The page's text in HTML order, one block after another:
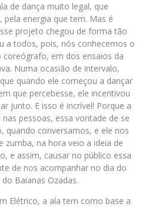
de dança muito legal, que
energia que tem. Mas é
projeto chegou de forma tão
a todos, pois, nós conhecemos o
em dos ensaios da
Numa ocasião de intervalo,
quando ele começou a dançar
que percebesse, ele incentivou
junto. E isso é incrível! Porque a
pessoas, essa vontade de se
quando conversamos, e ele nos
zumba, na hora veio a ideia de
e assim, causar no público essa
de nos acompanhar no dia do
Baianas Ozadas.
Elétrico, a ala tem como base a